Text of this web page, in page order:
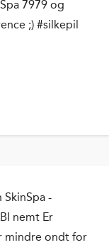
7979 og
;) #silkepil
SkinSpa -
nemt Er
mindre ondt for